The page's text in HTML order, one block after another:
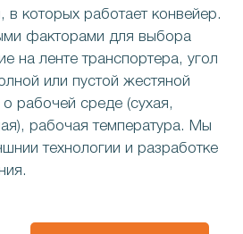
которых работает конвейер.
факторами для выбора
на ленте транспортера, угол
или пустой жестяной
рабочей среде (сухая,
рабочая температура. Мы
технологии и разработке